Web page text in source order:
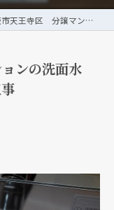
区 分譲マンションの洗面水栓（蛇口）取替リフォーム工事
ンの洗面水